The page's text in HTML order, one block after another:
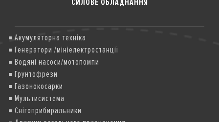
Акумуляторна техніка
Генератори /мініелектростанції
Водяні насоси/мотопомпи
Грунтофрези
Газонокосарки
Мультисистема
Снігоприбиральники